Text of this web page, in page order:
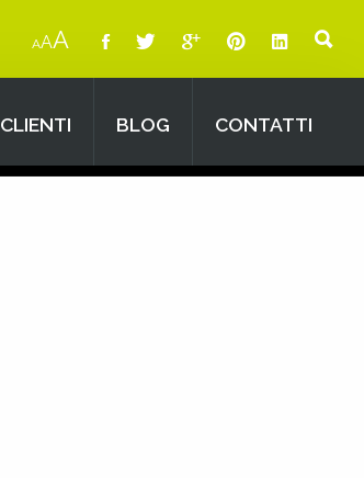
AAA
CLIENTI BLOG CONTATTI